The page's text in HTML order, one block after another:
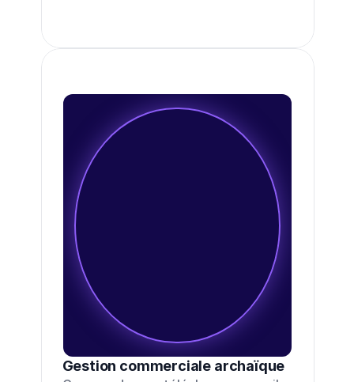
Gestion commerciale archaïque